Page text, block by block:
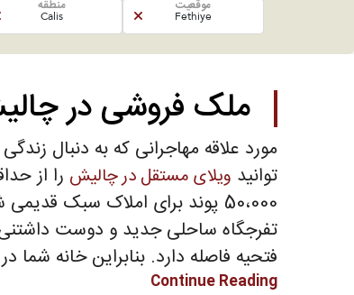
موقعیت
Fethiye منطقه
Calis
ملک فروشی در
مورد علاقه مهاجرانی که به دنبال
توانید ویلای مستقل در چالیش را از حداقل 100000 پوند با استخر و باغ خصوصی در فاصله پیاده
فتحیه فاصله دارد. بنابراین خانه
Continue Reading